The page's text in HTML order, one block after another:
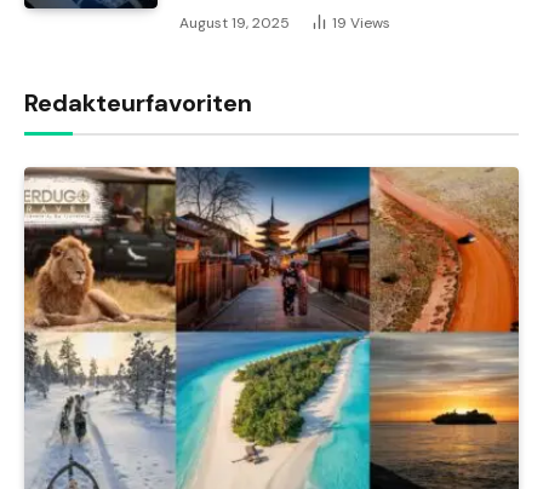
August 19, 2025 19 Views
Redakteurfavoriten